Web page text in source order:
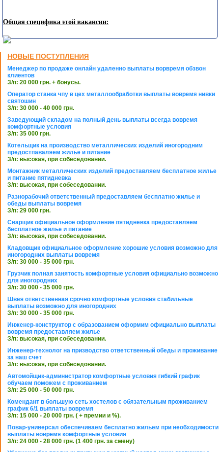
Общая специфика этой вакансии:
НОВЫЕ ПОСТУПЛЕНИЯ
Менеджер по продаже онлайн удаленно выплаты ворвремя обзвон
клиентов
З/п: 20 000 грн. + бонусы.
Оператор станка чпу в цех металлообработки выплаты вовремя нивки
святошин
З/п: 30 000 - 40 000 грн.
Заведующий складом на полный день выплаты всегда вовремя
комфортные условия
З/п: 35 000 грн.
Котельщик на производство металлических изделий иногородним
предостпаваляем жилье и питание
З/п: высокая, при собеседовании.
Монтажник металлических изделий предоставляем бесплатное жилье
и питание пятидневка
З/п: высокая, при собеседовании.
Разнорабочий ответственный предоставляем бесплатно жилье и
обеды выплаты вовремя
З/п: 29 000 грн.
Сварщик официальное оформление пятидневка предоставляем
бесплатное жилье и питание
З/п: высокая, при собеседовании.
Кладовщик официальное оформление хорошие условия возможно для
иногородних выплаты вовремя
З/п: 30 000 - 35 000 грн.
Грузчик полная занятость комфортные условия официально возможно
для иногородних
З/п: 30 000 - 35 000 грн.
Швея ответственная срочно комфортные условия стабильные
выплаты возможно для иногородних
З/п: 30 000 - 35 000 грн.
Инженер-конструктор с образованием оформим официально выплаты
вовремя предоставляем жилье
З/п: высокая, при собеседовании.
Инженер-технолог на призводство ответственный обеды и проживание
за наш счет
З/п: высокая, при собеседовании.
Автомойщик-администратор комфортные условия гибкий график
обучаем поможем с проживанием
З/п: 25 000 - 50 000 грн.
Комендант в большую сеть хостелов с обязательным проживанием
график 6/1 выплаты вовремя
З/п: 15 000 - 20 000 грн. ( + премии и %).
Повар-универсал обеспечиваем бесплатно жильем при необходимости
выплаты вовремя комфортные условия
З/п: 24 000 - 28 000 грн. (1 400 грн. за смену)